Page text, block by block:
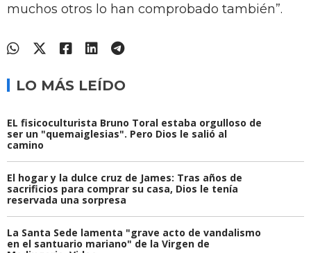
muchos otros lo han comprobado también”.
LO MÁS LEÍDO
EL fisicoculturista Bruno Toral estaba orgulloso de
ser un "quemaiglesias". Pero Dios le salió al
camino
El hogar y la dulce cruz de James: Tras años de
sacrificios para comprar su casa, Dios le tenía
reservada una sorpresa
La Santa Sede lamenta "grave acto de vandalismo
en el santuario mariano" de la Virgen de